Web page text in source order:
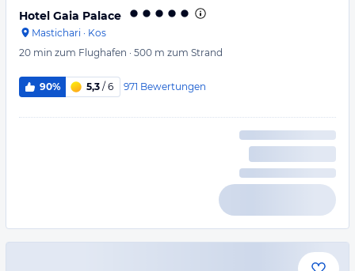
Hotel Gaia Palace
Mastichari · Kos
20 min zum Flughafen · 500 m zum Strand
90% 5,3 / 6 971 Bewertungen